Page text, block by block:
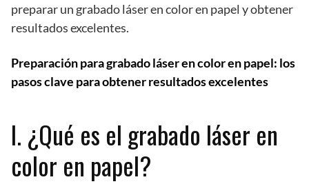
preparar un grabado láser en color en papel y obtener
resultados excelentes.
Preparación para grabado láser en color en papel: los
pasos clave para obtener resultados excelentes
I. ¿Qué es el grabado láser en
color en papel?